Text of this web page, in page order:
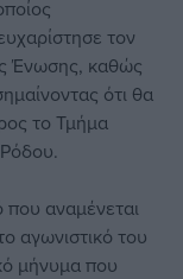
τον
Ένωσης, καθώς
ότι θα
το Τμήμα
που αναμένεται
αγωνιστικό του
μήνυμα που